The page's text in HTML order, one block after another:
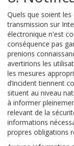
Quels que soient
transmission sur
électronique n'est
conséquence pas
prenions
avertirions les
les mesures
d’incident tiennent
situent au niveau
à informer
relevant de la
informations
propres obligations